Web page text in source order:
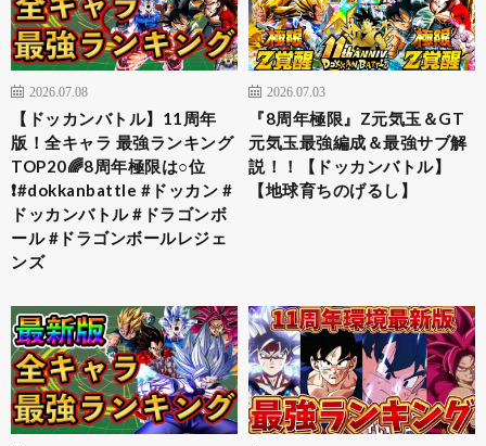
2026.07.08
【ドッカンバトル】11周年
版！全キャラ 最強ランキング
TOP20🌈8周年極限は○位
❗️#dokkanbattle #ドッカン #
ドッカンバトル #ドラゴンボ
ール #ドラゴンボールレジェ
ンズ
2026.07.03
『8周年極限』Z元気玉＆GT
元気玉最強編成＆最強サブ解
説！！【ドッカンバトル】
【地球育ちのげるし】